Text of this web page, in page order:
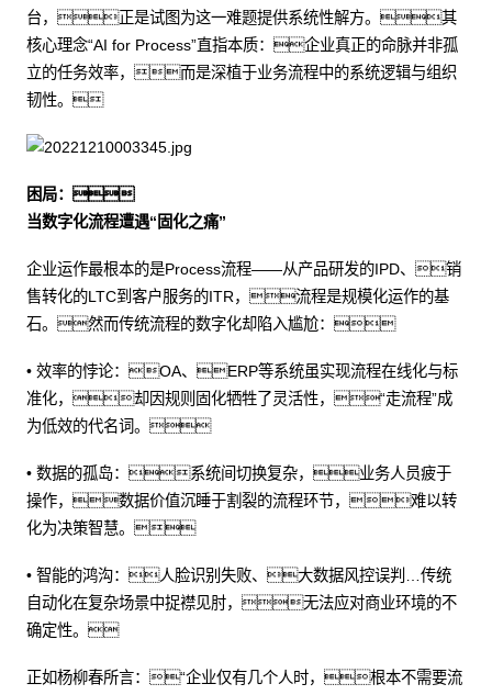
台，正是试图为这一难题提供系统性解方。其
核心理念“AI for Process”直指本质：企业真正的命脉并非孤
立的任务效率，而是深植于业务流程中的系统逻辑与组织
韧性。
困局：
当数字化流程遭遇“固化之痛”
企业运作最根本的是Process流程——从产品研发的IPD、销
售转化的LTC到客户服务的ITR，流程是规模化运作的基
石。然而传统流程的数字化却陷入尴尬：
• 效率的悖论：OA、ERP等系统虽实现流程在线化与标
准化，却因规则固化牺牲了灵活性，“走流程”成
为低效的代名词。
• 数据的孤岛：系统间切换复杂，业务人员疲于
操作，数据价值沉睡于割裂的流程环节，难以转
化为决策智慧。
• 智能的鸿沟：人脸识别失败、大数据风控误判…传统
自动化在复杂场景中捉襟见肘，无法应对商业环境的不
确定性。
正如杨柳春所言：“企业仅有几个人时，根本不需要流